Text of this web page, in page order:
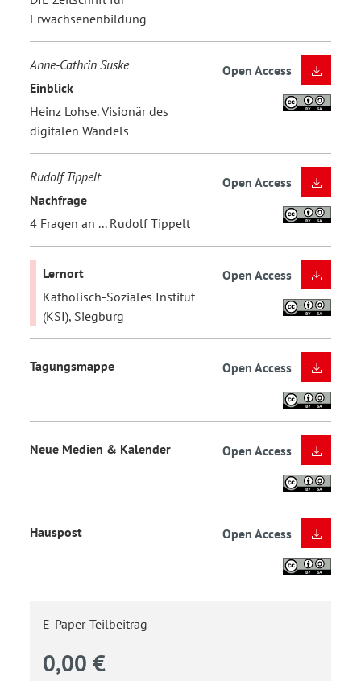
Erwachsenenbildung
Anne-Cathrin Suske
Einblick
Heinz Lohse. Visionär des
digitalen Wandels
Open Access
Rudolf Tippelt
Nachfrage
4 Fragen an ... Rudolf Tippelt
Open Access
Lernort
Katholisch-Soziales Institut
(KSI), Siegburg
Open Access
Tagungsmappe Open Access
Neue Medien & Kalender Open Access
Hauspost Open Access
E-Paper-Teilbeitrag
0,00 €